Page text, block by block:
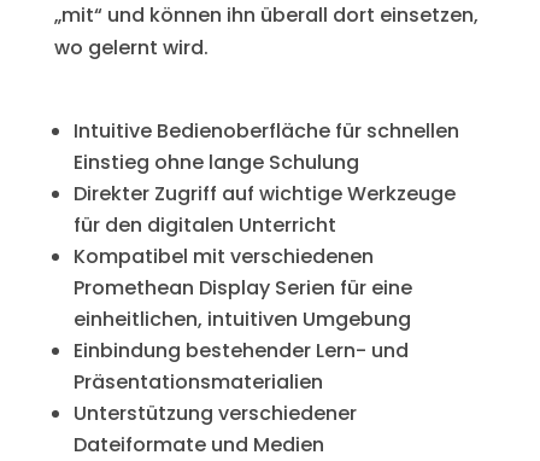
„mit“ und können ihn überall dort einsetzen,
wo gelernt wird.
Intuitive Bedienoberfläche für schnellen
Einstieg ohne lange Schulung
Direkter Zugriff auf wichtige Werkzeuge
für den digitalen Unterricht
Kompatibel mit verschiedenen
Promethean Display Serien für eine
einheitlichen, intuitiven Umgebung
Einbindung bestehender Lern- und
Präsentationsmaterialien
Unterstützung verschiedener
Dateiformate und Medien